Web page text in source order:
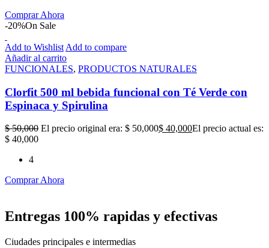
Comprar Ahora
-20%On Sale
Add to Wishlist Add to compare
Añadir al carrito
FUNCIONALES, PRODUCTOS NATURALES
Clorfit 500 ml bebida funcional con Té Verde con
Espinaca y Spirulina
$50,000 El precio original era: $ 50,000$ 40,000El precio actual es:
$ 40,000
4
Comprar Ahora
Entregas 100% rapidas y efectivas
Ciudades principales e intermedias